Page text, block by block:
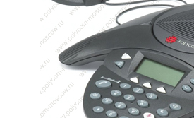
-Ответимбыстро
ЭкономимВаше время
-Гарантиявыгодной
цены
- Экономим Ваши деньги
- Товар
сертифицирован
- Официальная поставка
и гарантия